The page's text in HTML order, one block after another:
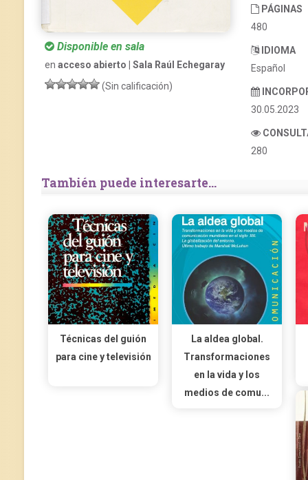
Disponible en sala
en acceso abierto | Sala Raúl Echegaray
(Sin calificación)
PÁGINAS
480
IDIOMA
Español
30.05.2023
280
También puede interesarte...
Técnicas del guión
para cine y televisión
La aldea global.
Transformaciones
en la vida y los
medios de comu...